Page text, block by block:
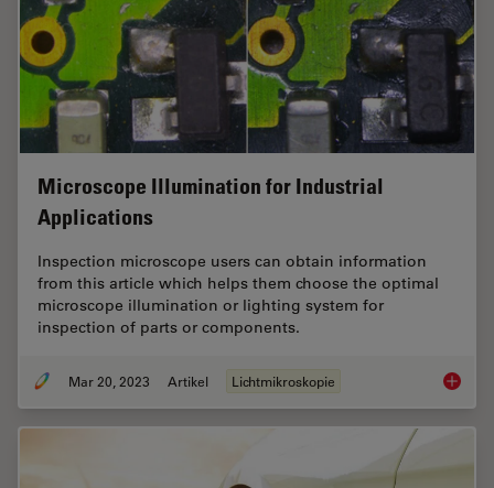
Microscope Illumination for Industrial
Applications
Inspection microscope users can obtain information
from this article which helps them choose the optimal
microscope illumination or lighting system for
inspection of parts or components.
Mar 20, 2023 Artikel Lichtmikroskopie